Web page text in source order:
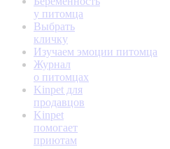
у питомца
Выбрать
кличку
Изучаем эмоции питомца
Журнал
о питомцах
Kinpet для
продавцов
Kinpet
помогает
приютам